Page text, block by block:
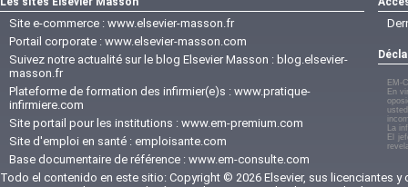
Site e-commerce : www.elsevier-masson.fr
Portail corporate : www.elsevier-masson.com
Suivez notre actualité sur le blog Elsevier Masson : blog.elsevier-
masson.fr
Plateforme de formation des infirmier(e)s : www.pratique-
infirmiere.com
Site portail pour les institutions : www.em-premium.com
Site d'emploi en santé : emploisante.com
Base documentaire de référence : www.em-consulte.com
EM-
En
La
El
Todo el contenido en este sitio: Copyright © 2026 Elsevier, sus licenciantes